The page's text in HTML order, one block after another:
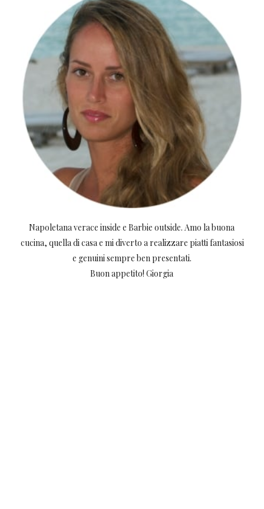
Napoletana verace inside e Barbie outside. Amo la buona
cucina, quella di casa e mi diverto a realizzare piatti fantasiosi
e genuini sempre ben presentati.
Buon appetito! Giorgia